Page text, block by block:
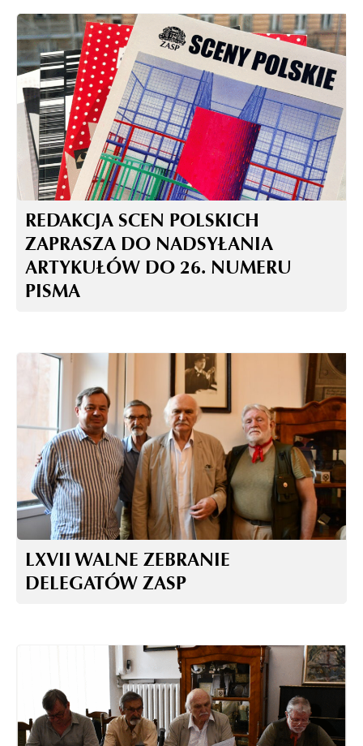
REDAKCJA SCEN POLSKICH
ZAPRASZA DO NADSYŁANIA
ARTYKUŁÓW DO 26. NUMERU
PISMA
LXVII WALNE ZEBRANIE
DELEGATÓW ZASP